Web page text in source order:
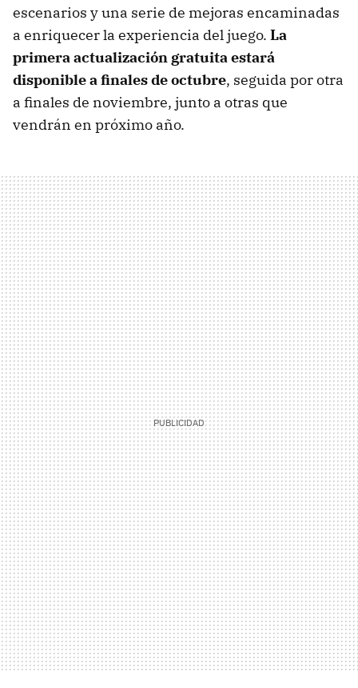
escenarios y una serie de mejoras encaminadas
a enriquecer la experiencia del juego. La
primera actualización gratuita estará
disponible a finales de octubre, seguida por otra
a finales de noviembre, junto a otras que
vendrán en próximo año.